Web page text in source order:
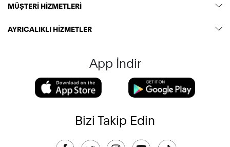
MÜŞTERİ HİZMETLERİ
AYRICALIKLI HİZMETLER
App İndir
Bizi Takip Edin